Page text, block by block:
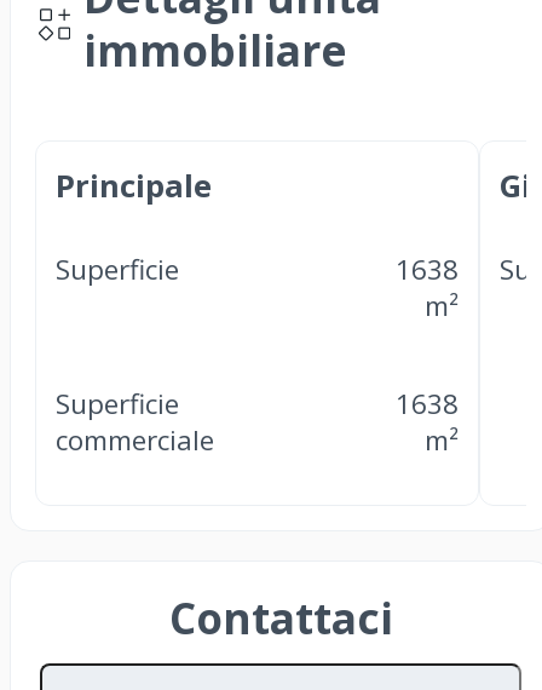
immobiliare
Principale
Superficie
1638
m²
Superficie
commerciale
1638
m²
Contattaci